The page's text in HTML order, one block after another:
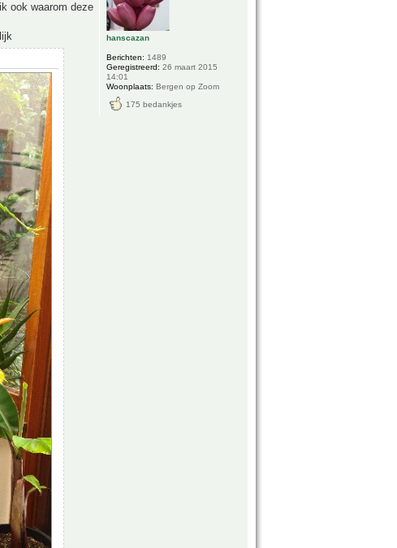
ook waarom deze
hanscazan
Berichten: 1489
Geregistreerd: 26 maart 2015
14:01
Woonplaats: Bergen op Zoom
175 bedankjes